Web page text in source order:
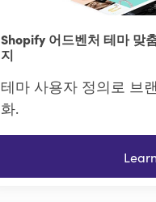
Shopify 어드벤처 테마 맞
지
테마 사용자 정의로 브
화.